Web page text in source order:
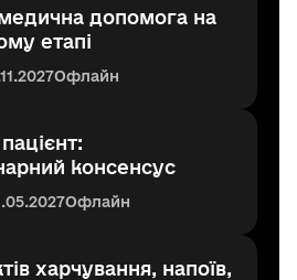
допомога на
етапі
Офлайн
консенсус
Офлайн
харчування, напоїв,